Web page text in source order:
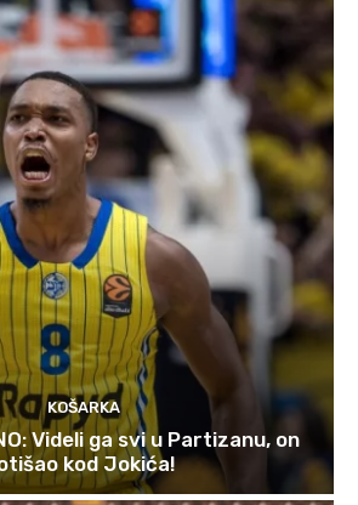
KOŠARKA
Videli ga svi u Partizanu, on
kod Jokića!